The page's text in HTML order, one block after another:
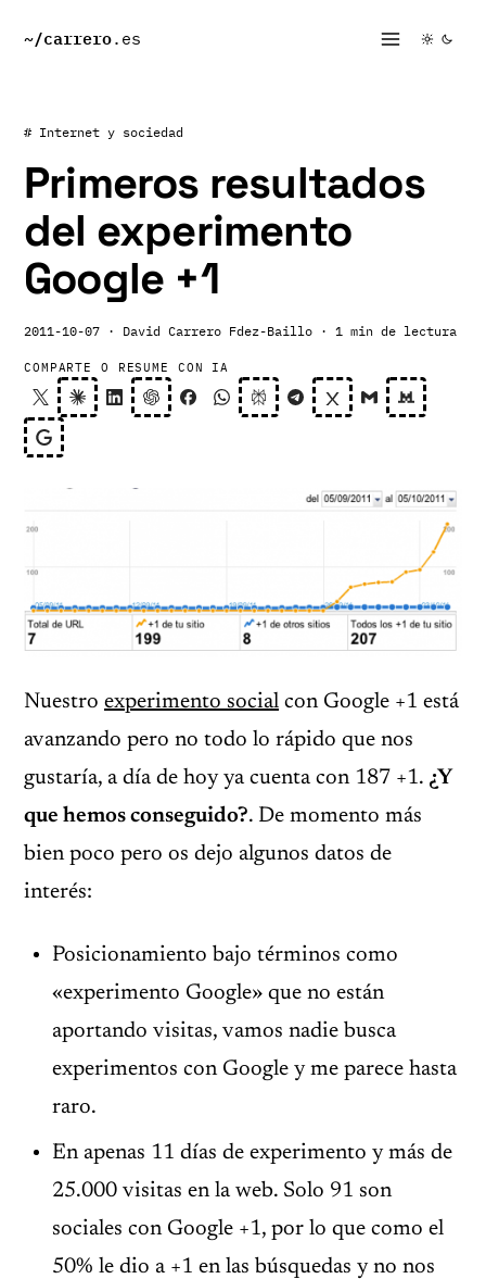
~/carrero.es
# Internet y sociedad
Primeros resultados
del experimento
Google +1
2011-10-07 · David Carrero Fdez-Baillo · 1 min de lectura
COMPARTE O RESUME CON IA
Nuestro experimento social con Google +1 está
avanzando pero no todo lo rápido que nos
gustaría, a día de hoy ya cuenta con 187 +1. ¿Y
que hemos conseguido?. De momento más
bien poco pero os dejo algunos datos de
interés:
Posicionamiento bajo términos como
«experimento Google» que no están
aportando visitas, vamos nadie busca
experimentos con Google y me parece hasta
raro.
En apenas 11 días de experimento y más de
25.000 visitas en la web. Solo 91 son
sociales con Google +1, por lo que como el
50% le dio a +1 en las búsquedas y no nos